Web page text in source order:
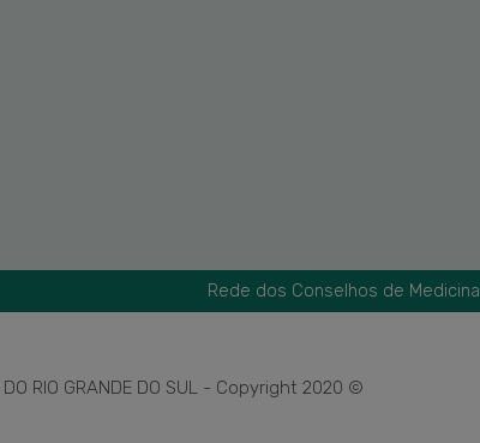
Rede dos Conselhos de Medicina
DO RIO GRANDE DO SUL - Copyright 2020 ©